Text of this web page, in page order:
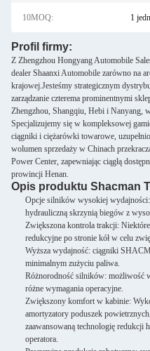
10MOQ: 1
Profil firmy:
Z Zhengzhou Hongyang Automobile
dealer Shaanxi Automobile zarówno na
krajowej.Jesteśmy strategicznym
zarządzanie czterema prominentnymi
Zhengzhou, Shangqiu, Hebi i Nanyang,
Specjalizujemy się w kompleksowej
ciągniki i ciężarówki towarowe,
wolumen sprzedaży w Chinach
Power Center, zapewniając ciągłą
prowincji Henan.
Opis produktu Shacman
Opcje silników wysokiej
hydrauliczną skrzynią biegów z
Zwiększona kontrola trakcji:
redukcyjne po stronie kół w celu
Wyższa wydajność: ciągniki
minimalnym zużyciu paliwa.
Różnorodność silników: możliwość
różne wymagania operacyjne.
Zwiększony komfort w kabinie:
amortyzatory poduszek
zaawansowaną technologię redukcji
operatora.